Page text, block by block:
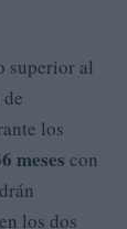
superior al
los
meses con
los dos